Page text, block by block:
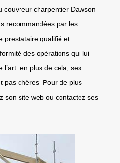
couvreur charpentier Dawson
recommandées par les
prestataire qualifié et
des opérations qui lui
l’art. en plus de cela, ses
pas chères. Pour de plus
son site web ou contactez ses